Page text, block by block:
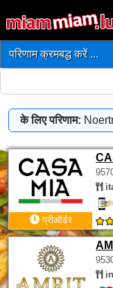
के लिए परिणाम:
प्रीऑर्डर